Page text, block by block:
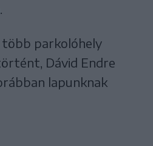
több parkolóhely
Dávid Endre
lapunknak